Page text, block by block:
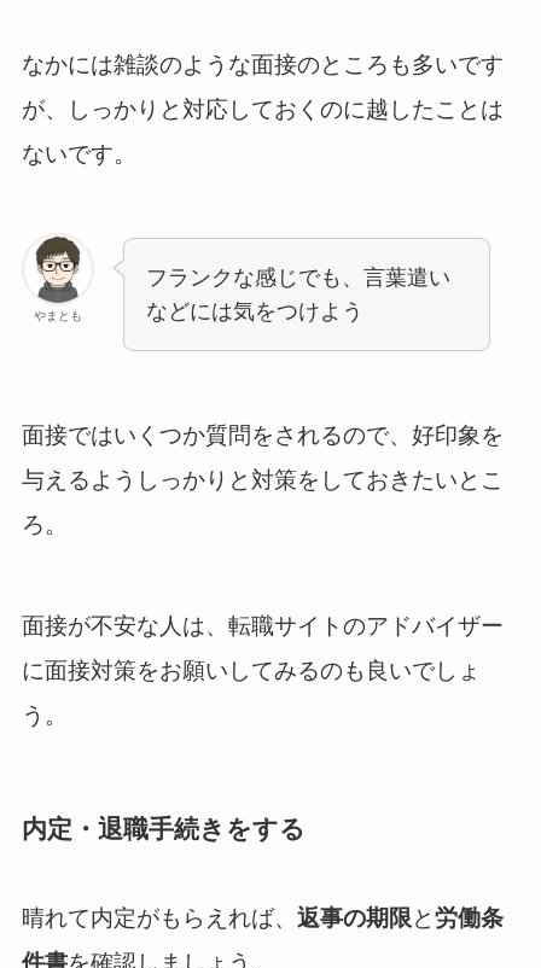
なかには雑談のような面接のところも多いです
が、しっかりと対応しておくのに越したことは
ないです。
やまとも
フランクな感じでも、言葉遣い
などには気をつけよう
面接ではいくつか質問をされるので、好印象を
与えるようしっかりと対策をしておきたいとこ
ろ。
面接が不安な人は、転職サイトのアドバイザー
に面接対策をお願いしてみるのも良いでしょ
う。
内定・退職手続きをする
晴れて内定がもらえれば、 返事の期限と労働条